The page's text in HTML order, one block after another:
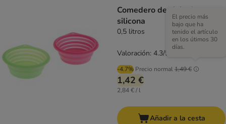
Comedero de viaje de
silicona
0,5 litros
-4.7% Precio normal1,49 €
El precio más
bajo que ha
tenido el artículo
en los útimos 30
días.
1,42 €
2,84 € / l
Valoración: 4.3/5
Añadir a la cesta